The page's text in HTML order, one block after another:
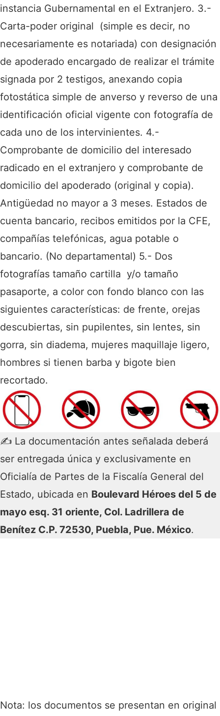
instancia Gubernamental en el Extranjero. 3.-
Carta-poder original (simple es decir, no
necesariamente es notariada) con designación
de apoderado encargado de realizar el trámite
signada por 2 testigos, anexando copia
fotostática simple de anverso y reverso de una
identificación oficial vigente con fotografía de
cada uno de los intervinientes. 4.-
Comprobante de domicilio del interesado
radicado en el extranjero y comprobante de
domicilio del apoderado (original y copia).
Antigüedad no mayor a 3 meses. Estados de
cuenta bancario, recibos emitidos por la CFE,
compañías telefónicas, agua potable o
bancario. (No departamental) 5.- Dos
fotografías tamaño cartilla y/o tamaño
pasaporte, a color con fondo blanco con las
siguientes características: de frente, orejas
descubiertas, sin pupilentes, sin lentes, sin
gorra, sin diadema, mujeres maquillaje ligero,
hombres si tienen barba y bigote bien
recortado.
✍ La documentación antes señalada deberá
ser entregada única y exclusivamente en
Oficialía de Partes de la Fiscalía General del
Estado, ubicada en Boulevard Héroes del 5 de
mayo esq. 31 oriente, Col. Ladrillera de
Benítez C.P. 72530, Puebla, Pue. México.
Nota: los documentos se presentan en original